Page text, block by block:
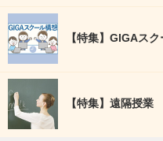
【特集】GIGAス
【特集】遠隔授業